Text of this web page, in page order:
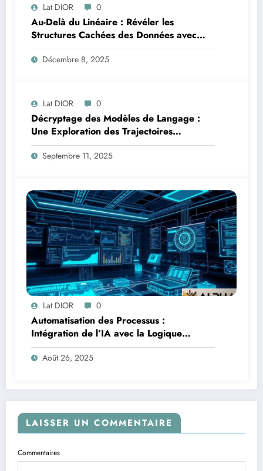
Lat DIOR 0
Au-Delà du Linéaire : Révéler les
Structures Cachées des Données avec
l’Analyse en Composantes Principales à
Noyau
Décembre 8, 2025
Lat DIOR 0
Décryptage des Modèles de Langage :
Une Exploration des Trajectoires
Informationnelles en Addition Multi-
Chiffres
Septembre 11, 2025
Lat DIOR 0
Automatisation des Processus :
Intégration de l’IA avec la Logique
Temporelle
Août 26, 2025
LAISSER UN COMMENTAIRE
Commentaires